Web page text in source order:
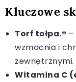
Kluczowe
Torf tołpa.®
wzmacnia i
zewnętrznymi.
Witamina C